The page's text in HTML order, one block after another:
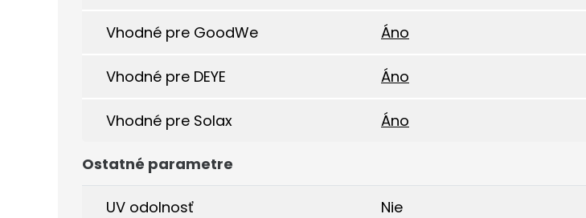
Vhodné pre GoodWe Áno
Vhodné pre DEYE Áno
Vhodné pre Solax Áno
Ostatné parametre
UV odolnosť Nie